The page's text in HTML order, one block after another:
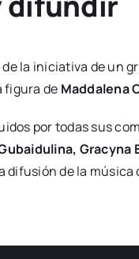
la ini­cia­ti­va de un
figu­ra de Mad­da­le­na
por todas sus
difu­sión de la